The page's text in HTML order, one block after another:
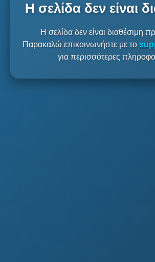
Η σελίδα δεν είναι
Η σελίδα δεν είναι διαθέσιμη
Παρακαλώ επικοινωνήστε με το
για περισσότερες